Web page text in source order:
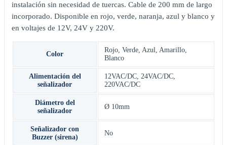
instalación sin necesidad de tuercas. Cable de 200 mm de largo
incorporado. Disponible en rojo, verde, naranja, azul y blanco y
en voltajes de 12V, 24V y 220V.
Color
Rojo, Verde, Azul, Amarillo,
Blanco
Alimentación del
señalizador
12VAC/DC, 24VAC/DC,
220VAC/DC
Diámetro del
señalizador
Ø 10mm
Señalizador con
Buzzer (sirena)
No